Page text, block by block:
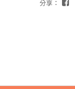
分享：